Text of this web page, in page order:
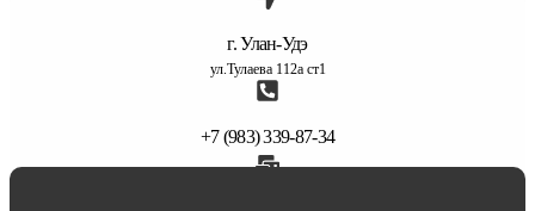
г. Улан-Удэ
ул.Тулаева 112а ст1
+7 (983) 339-87-34